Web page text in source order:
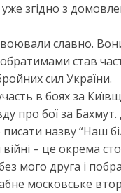
згідно з
славно.
став
сил України.
в боях за
про бої за
назву “Наш
війні – це окрема
мого друга і
московське